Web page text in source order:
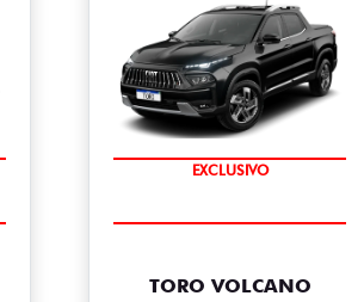
COMPLETO
TORO VOLCANO